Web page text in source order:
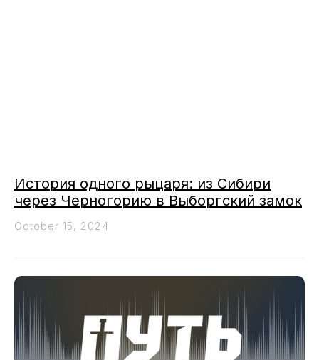
История одного рыцаря: из Сибири
через Черногорию в Выборгский замок
October 15, 2024